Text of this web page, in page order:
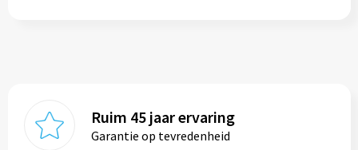
Ruim 45 jaar ervaring
Garantie op tevredenheid